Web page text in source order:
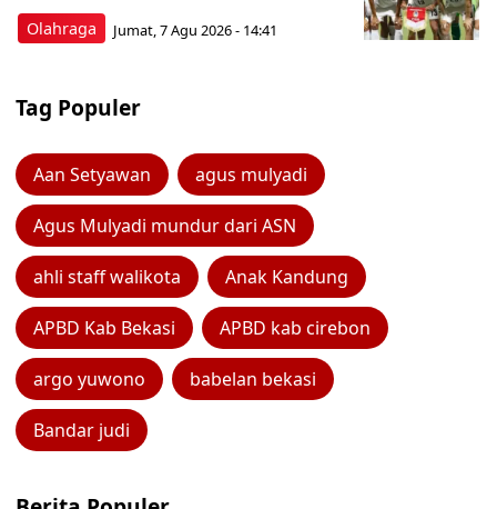
Olahraga Jumat, 7 Agu 2026 - 14:41
Tag Populer
Aan Setyawan agus mulyadi
Agus Mulyadi mundur dari ASN
ahli staff walikota Anak Kandung
APBD Kab Bekasi APBD kab cirebon
argo yuwono babelan bekasi
Bandar judi